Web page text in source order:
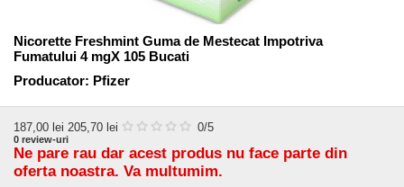
Nicorette Freshmint Guma de Mestecat Impotriva
Fumatului 4 mgX 105 Bucati
Producator: Pfizer
187,00 lei 205,70 lei 0/5
0 review-uri
Ne pare rau dar acest produs nu face parte din
oferta noastra. Va multumim.